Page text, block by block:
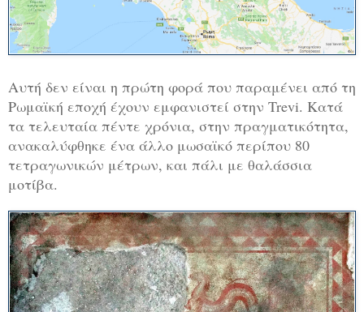
Αυτή δεν είναι η πρώτη φορά που παραμένει από τη
Ρωμαϊκή εποχή έχουν εμφανιστεί στην Trevi. Κατά
τα τελευταία πέντε χρόνια, στην πραγματικότητα,
ανακαλύφθηκε ένα άλλο μωσαϊκό περίπου 80
τετραγωνικών μέτρων, και πάλι με θαλάσσια
μοτίβα.